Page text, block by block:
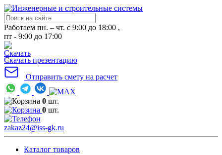
Работаем пн. – чт. с 9:00 до 18:00 ,
пт - 9:00 до 17:00
Скачать презентацию
Отправить смету на расчет
0 шт.
0 шт.
zakaz24@iss-gk.ru
Каталог товаров